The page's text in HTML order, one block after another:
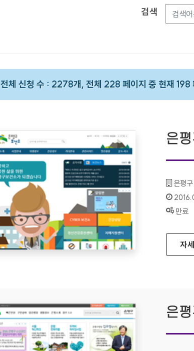
검색
전체 신청 수 : 2278개, 전체 228 페이지 중 현재 198
은
기관
은평
인증
상태 :
만료
은
자
은